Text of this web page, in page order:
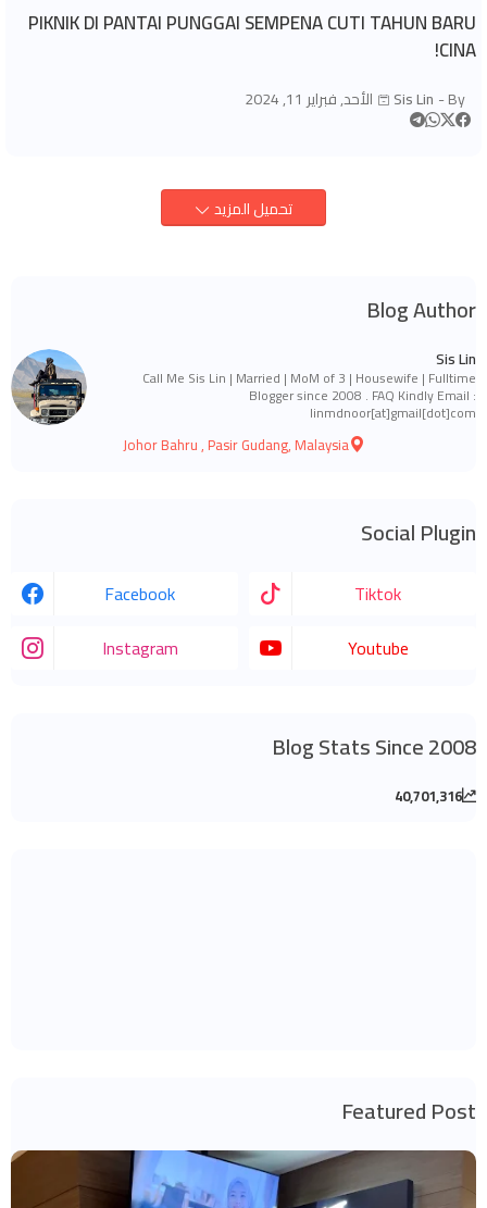
PIKNIK DI PANTAI PUNGGAI SEMPENA CUTI TAHUN BARU
CINA!
By -
Sis Lin الأحد, فبراير 11, 2024
تحميل المزيد
Blog Author
Sis Lin
Call Me Sis Lin | Married | MoM of 3 | Housewife | Fulltime
Blogger since 2008 . FAQ Kindly Email :
linmdnoor[at]gmail[dot]com
Johor Bahru , Pasir Gudang, Malaysia
Social Plugin
Facebook
Tiktok
Instagram
Youtube
Blog Stats Since 2008
40,701,316
Featured Post